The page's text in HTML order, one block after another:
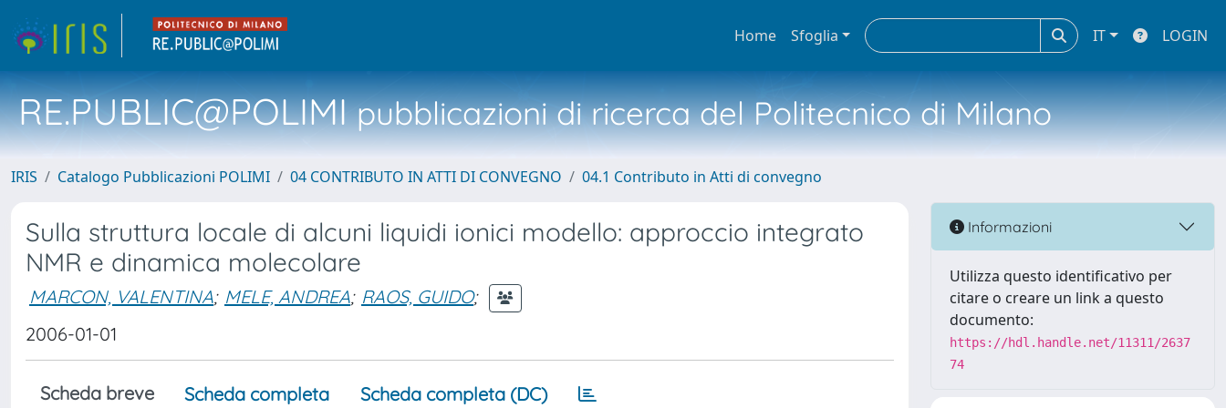
Home Sfoglia IT LOGIN
RE.PUBLIC@POLIMIpubblicazioni di ricerca del Politecnico di Milano
IRIS Catalogo Pubblicazioni POLIMI 04 CONTRIBUTO IN ATTI DI CONVEGNO 04.1 Contributo in Atti di convegno
Sulla struttura locale di alcuni liquidi ionici modello: approccio integrato
NMR e dinamica molecolare
MARCON, VALENTINA; MELE, ANDREA; RAOS, GUIDO;
2006-01-01
Scheda breve Scheda completa Scheda completa (DC)
Informazioni
Utilizza questo identificativo per
citare o creare un link a questo
documento:
https://hdl.handle.net/11311/2637
74